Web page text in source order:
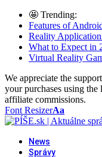
🤩 Trending:
Features of
Reality
What to Expect in
Virtual Reality
We appreciate the
your purchases using
affiliate commissions.
Font ResizerAa
News
Správy